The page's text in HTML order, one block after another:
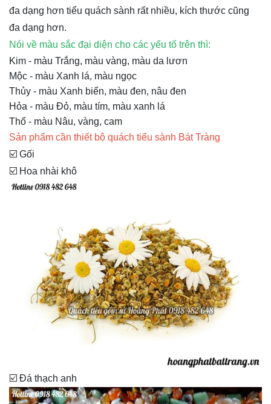
đa dạng hơn tiểu quách sành rất nhiều, kích thước cũng
đa dạng hơn.
Nói về màu sắc đại diện cho các yếu tố trên thì:
Kim - màu Trắng, màu vàng, màu da lươn
Mộc - màu Xanh lá, màu ngọc
Thủy - màu Xanh biển, màu đen, nâu đen
Hỏa - màu Đỏ, màu tím, màu xanh lá
Thổ - màu Nâu, vàng, cam
Sản phẩm cần thiết bộ quách tiểu sành Bát Tràng
☑️ Gối
☑️ Hoa nhài khô
☑️ Đá thạch anh